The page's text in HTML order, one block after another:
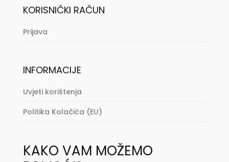
KORISNIČKI RAČUN
Prijava
INFORMACIJE
Uvjeti korištenja
Politika Kolačića (EU)
KAKO VAM MOŽEMO